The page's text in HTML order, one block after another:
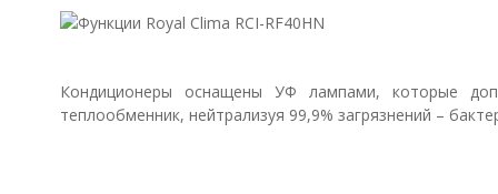
Кондиционеры оснащены УФ лампами, которые
теплообменник, нейтрализуя 99,9% загрязнений –